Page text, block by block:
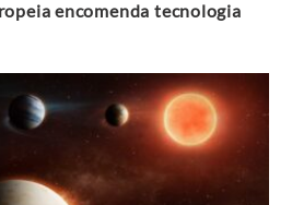
encomenda tecnologia